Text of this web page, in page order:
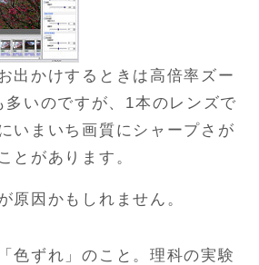
出かけするときは高倍率ズー
多いのですが、1本のレンズで
いまいち画質にシャープさが
とがあります。
原因かもしれません。
色ずれ」のこと。理科の実験